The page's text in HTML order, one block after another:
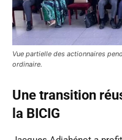
Vue partielle des actionnaires
ordinaire.
Une transition
la BICIG